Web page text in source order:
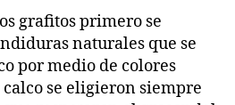
grafitos primero se
naturales que se
por medio de colores
se eligieron siempre